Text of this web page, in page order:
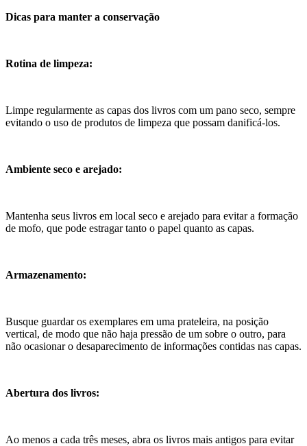
Dicas para manter a conservação
Rotina de limpeza:
Limpe regularmente as capas dos livros com um pano seco, sempre
evitando o uso de produtos de limpeza que possam danificá-los.
Ambiente seco e arejado:
Mantenha seus livros em local seco e arejado para evitar a formação
de mofo, que pode estragar tanto o papel quanto as capas.
Armazenamento:
Busque guardar os exemplares em uma prateleira, na posição
vertical, de modo que não haja pressão de um sobre o outro, para
não ocasionar o desaparecimento de informações contidas nas capas.
Abertura dos livros:
Ao menos a cada três meses, abra os livros mais antigos para evitar